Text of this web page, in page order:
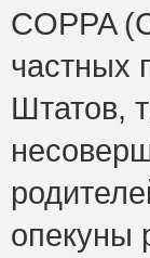
COPPA
частных
Штатов,
опекуны